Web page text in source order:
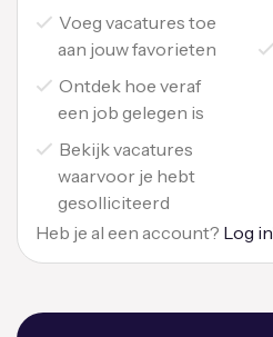
Voeg vacatures toe
aan jouw favorieten
Ontdek hoe veraf
een job gelegen is
Bekijk vacatures
waarvoor je hebt
gesolliciteerd
Heb je al een account? Log in